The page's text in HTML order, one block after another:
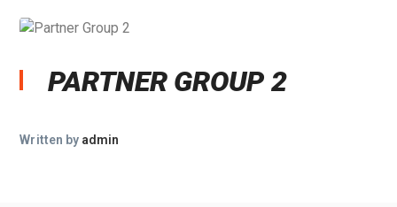
PARTNER GROUP 2
Written by admin